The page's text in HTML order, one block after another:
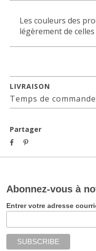
Les couleurs des
légèrement de
LIVRAISON
Temps de
Partager
Abonnez-vous à
Entrer votre adresse